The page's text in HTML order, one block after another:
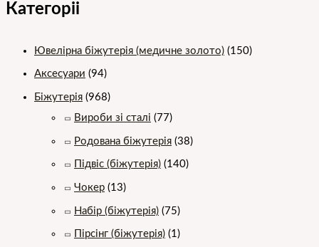
Категоріі
Ювелірна біжутерія (медичне золото) (150)
Аксесуари (94)
Біжутерія (968)
Вироби зі сталі (77)
Родована біжутерія (38)
Підвіс (біжутерія) (140)
Чокер (13)
Набір (біжутерія) (75)
Пірсінг (біжутерія) (1)